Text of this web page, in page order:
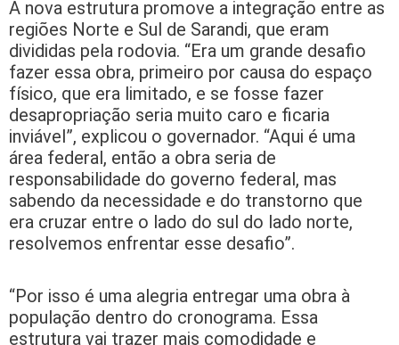
A nova estrutura promove a integração entre as
regiões Norte e Sul de Sarandi, que eram
divididas pela rodovia. “Era um grande desafio
fazer essa obra, primeiro por causa do espaço
físico, que era limitado, e se fosse fazer
desapropriação seria muito caro e ficaria
inviável”, explicou o governador. “Aqui é uma
área federal, então a obra seria de
responsabilidade do governo federal, mas
sabendo da necessidade e do transtorno que
era cruzar entre o lado do sul do lado norte,
resolvemos enfrentar esse desafio”.
“Por isso é uma alegria entregar uma obra à
população dentro do cronograma. Essa
estrutura vai trazer mais comodidade e